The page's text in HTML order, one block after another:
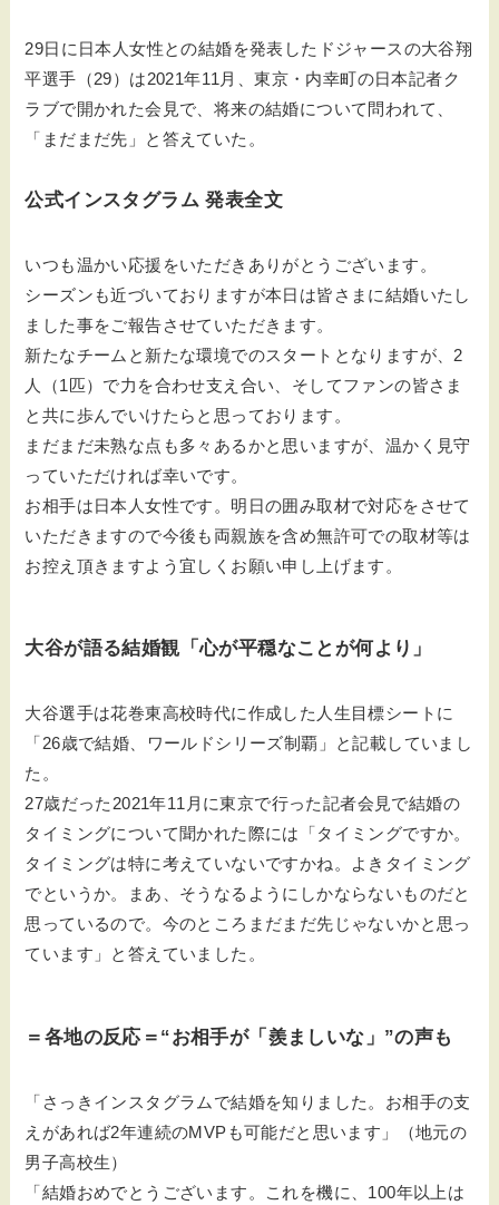
29日に日本人女性との結婚を発表したドジャースの大谷翔
平選手（29）は2021年11月、東京・内幸町の日本記者ク
ラブで開かれた会見で、将来の結婚について問われて、
「まだまだ先」と答えていた。
公式インスタグラム 発表全文
いつも温かい応援をいただきありがとうございます。
シーズンも近づいておりますが本日は皆さまに結婚いたし
ました事をご報告させていただきます。
新たなチームと新たな環境でのスタートとなりますが、2
人（1匹）で力を合わせ支え合い、そしてファンの皆さま
と共に歩んでいけたらと思っております。
まだまだ未熟な点も多々あるかと思いますが、温かく見守
っていただければ幸いです。
お相手は日本人女性です。明日の囲み取材で対応をさせて
いただきますので今後も両親族を含め無許可での取材等は
お控え頂きますよう宜しくお願い申し上げます。
大谷が語る結婚観「心が平穏なことが何より」
大谷選手は花巻東高校時代に作成した人生目標シートに
「26歳で結婚、ワールドシリーズ制覇」と記載していまし
た。
27歳だった2021年11月に東京で行った記者会見で結婚の
タイミングについて聞かれた際には「タイミングですか。
タイミングは特に考えていないですかね。よきタイミング
でというか。まあ、そうなるようにしかならないものだと
思っているので。今のところまだまだ先じゃないかと思っ
ています」と答えていました。
＝各地の反応＝“お相手が「羨ましいな」”の声も
「さっきインスタグラムで結婚を知りました。お相手の支
えがあれば2年連続のMVPも可能だと思います」（地元の
男子高校生）
「結婚おめでとうございます。これを機に、100年以上は